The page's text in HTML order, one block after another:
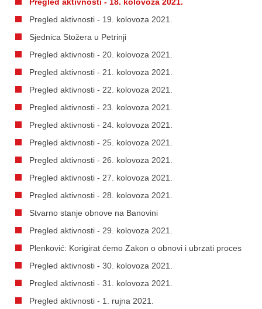
Pregled aktivnosti - 19. kolovoza 2021.
Sjednica Stožera u Petrinji
Pregled aktivnosti - 20. kolovoza 2021.
Pregled aktivnosti - 21. kolovoza 2021.
Pregled aktivnosti - 22. kolovoza 2021.
Pregled aktivnosti - 23. kolovoza 2021.
Pregled aktivnosti - 24. kolovoza 2021.
Pregled aktivnosti - 25. kolovoza 2021.
Pregled aktivnosti - 26. kolovoza 2021.
Pregled aktivnosti - 27. kolovoza 2021.
Pregled aktivnosti - 28. kolovoza 2021.
Stvarno stanje obnove na Banovini
Pregled aktivnosti - 29. kolovoza 2021.
Plenković: Korigirat ćemo Zakon o obnovi i ubrzati proces
Pregled aktivnosti - 30. kolovoza 2021.
Pregled aktivnosti - 31. kolovoza 2021.
Pregled aktivnosti - 1. rujna 2021.